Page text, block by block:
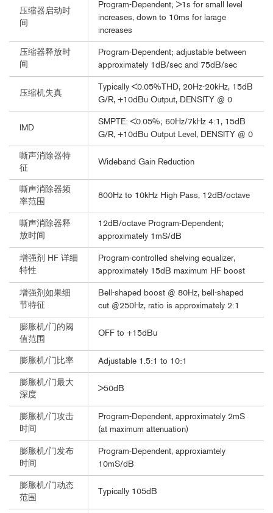
压缩器启动时
间
Program-Dependent; >1s for small level
increases, down to 10ms for larage
increases
压缩器释放时
间
Program-Dependent; adjustable between
approximately 1dB/sec and 75dB/sec
压缩机失真
Typically <0.05%THD, 20Hz-20kHz, 15dB
G/R, +10dBu Output, DENSITY @ 0
IMD
SMPTE: <0.05%; 60Hz/7kHz 4:1, 15dB
G/R, +10dBu Output Level, DENSITY @ 0
嘶声消除器特
征
Wideband Gain Reduction
嘶声消除器频
率范围
800Hz to 10kHz High Pass, 12dB/octave
嘶声消除器释
放时间
12dB/octave Program-Dependent;
approximately 1mS/dB
增强剂 HF 详细
特性
Program-controlled shelving equalizer,
approximately 15dB maximum HF boost
增强剂如果细
节特征
Bell-shaped boost @ 80Hz, bell-shaped
cut @250Hz, ratio is approximately 2:1
膨胀机/门的阈
值范围
OFF to +15dBu
膨胀机/门比率 Adjustable 1.5:1 to 10:1
膨胀机/门最大
深度
>50dB
膨胀机/门攻击
时间
Program-Dependent, approximately 2mS
(at maximum attenuation)
膨胀机/门发布
时间
Program-Dependent, approxiamtely
10mS/dB
膨胀机/门动态
范围
Typically 105dB